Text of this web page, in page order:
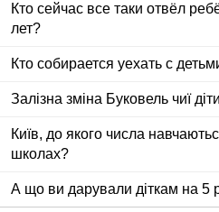
Кто сейчас все таки отвёл
лет?
Кто собирается уехать с
Залізна зміна Буковель чиї
Київ, до якого числа
школах?
А що ви дарували діткам на 5